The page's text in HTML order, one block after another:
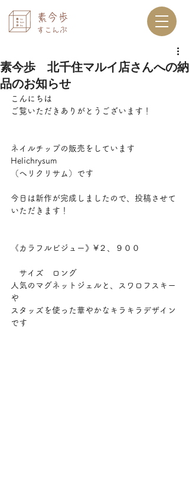
素今歩
すこんぶ
素今歩 北千住マルイ店さんへの納
品のお知らせ
こんにちは
ご覧いただきありがとうございます！
ネイルチップの販売をしています
Helichrysum
（ヘリクリサム）です
今日は新作が完成しましたので、投稿させて
いただきます！
《カラフルビジュー》¥２、９００
サイズ　ロング
人気のマグネットジェルと、スワロフスキー
や
スタッズを使った華やかなキラキラデザイン
です